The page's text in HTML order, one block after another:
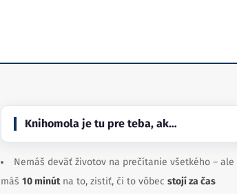
Knihomola je tu pre teba, ak…
Nemáš deväť životov na prečítanie všetkého – ale
máš 10 minútna to, zistiť, či to vôbec stojí za čas